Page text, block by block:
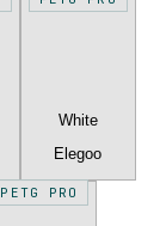
White
Elegoo
PETG PRO